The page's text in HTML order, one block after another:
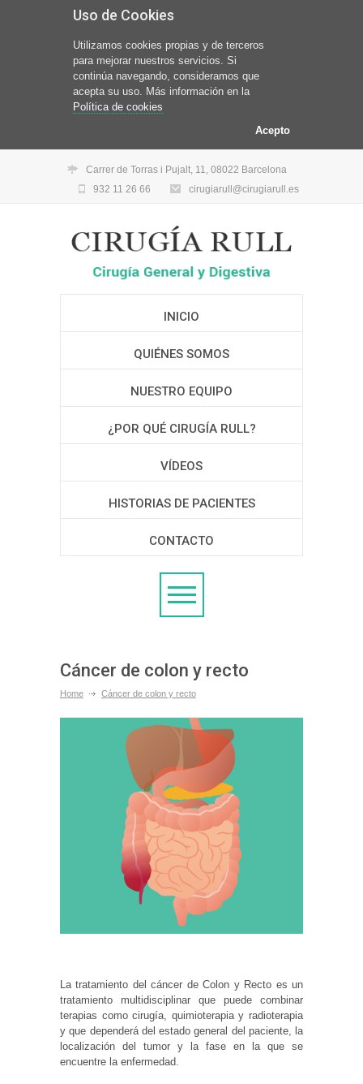
Uso de Cookies
Utilizamos cookies propias y de terceros
para mejorar nuestros servicios. Si
continúa navegando, consideramos que
acepta su uso. Más información en la
Política de cookies
Acepto
Carrer de Torras i Pujalt, 11, 08022 Barcelona
932 11 26 66
cirugiarull@cirugiarull.es
INICIO
QUIÉNES SOMOS
NUESTRO EQUIPO
¿POR QUÉ CIRUGÍA RULL?
VÍDEOS
HISTORIAS DE PACIENTES
CONTACTO
Cáncer de colon y recto
Home Cáncer de colon y recto
La tratamiento del cáncer de Colon y Recto es un
tratamiento multidisciplinar que puede combinar
terapias como cirugía, quimioterapia y radioterapia
y que dependerá del estado general del paciente, la
localización del tumor y la fase en la que se
encuentre la enfermedad.